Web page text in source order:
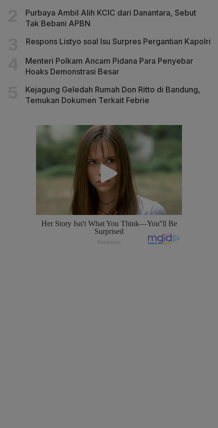
Purbaya Ambil Alih KCIC dari Danantara, Sebut
Tak Bebani APBN
Respons Listyo soal Isu Surpres Pergantian Kapolri
Menteri Polkam Ancam Pidana Para Penyebar
Hoaks Demonstrasi Besar
Kejagung Geledah Rumah Don Ritto di Bandung,
Temukan Dokumen Terkait Febrie